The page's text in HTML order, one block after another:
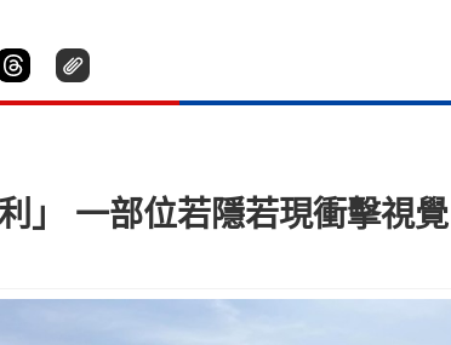
」 一部位若隱若現衝擊視